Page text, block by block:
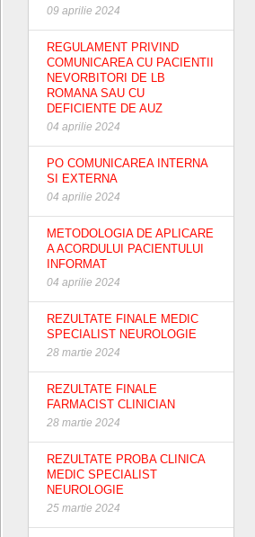
09 aprilie 2024
REGULAMENT PRIVIND
COMUNICAREA CU PACIENTII
NEVORBITORI DE LB
ROMANA SAU CU
DEFICIENTE DE AUZ
04 aprilie 2024
PO COMUNICAREA INTERNA
SI EXTERNA
04 aprilie 2024
METODOLOGIA DE APLICARE
A ACORDULUI PACIENTULUI
INFORMAT
04 aprilie 2024
REZULTATE FINALE MEDIC
SPECIALIST NEUROLOGIE
28 martie 2024
REZULTATE FINALE
FARMACIST CLINICIAN
28 martie 2024
REZULTATE PROBA CLINICA
MEDIC SPECIALIST
NEUROLOGIE
25 martie 2024